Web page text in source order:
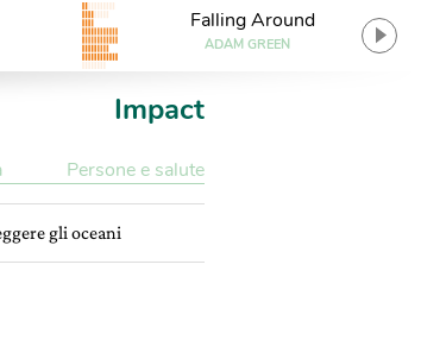
Falling Around
ADAM GREEN
Impact
Persone e salute
gli oceani